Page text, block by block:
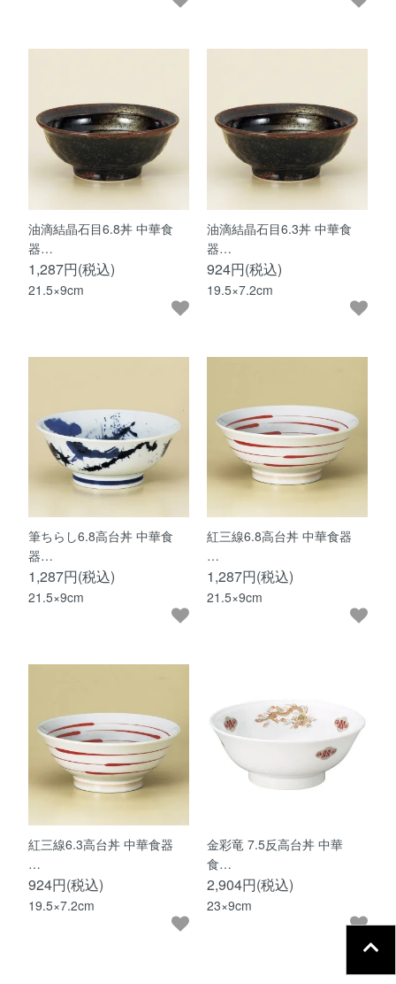
油滴結晶石目6.8丼 中華食
器…
1,287円(税込)
21.5×9cm
油滴結晶石目6.3丼 中華食
器…
924円(税込)
19.5×7.2cm
筆ちらし6.8高台丼 中華食
器…
1,287円(税込)
21.5×9cm
紅三線6.8高台丼 中華食器
…
1,287円(税込)
21.5×9cm
紅三線6.3高台丼 中華食器
…
924円(税込)
19.5×7.2cm
金彩竜 7.5反高台丼 中華
食…
2,904円(税込)
23×9cm